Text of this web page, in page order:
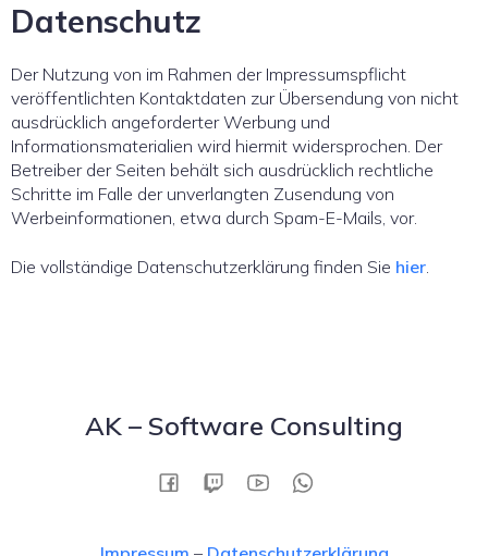
Datenschutz
Der Nutzung von im Rahmen der Impressumspflicht
veröffentlichten Kontaktdaten zur Übersendung von nicht
ausdrücklich angeforderter Werbung und
Informationsmaterialien wird hiermit widersprochen. Der
Betreiber der Seiten behält sich ausdrücklich rechtliche
Schritte im Falle der unverlangten Zusendung von
Werbeinformationen, etwa durch Spam-E-Mails, vor.
Die vollständige Datenschutzerklärung finden Sie hier.
AK – Software Consulting